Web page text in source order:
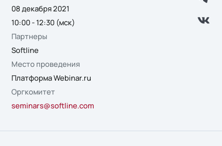
08 декабря 2021
10:00 - 12:30 (мск)
Партнеры
Softline
Место проведения
Платформа Webinar.ru
Оргкомитет
seminars@softline.com